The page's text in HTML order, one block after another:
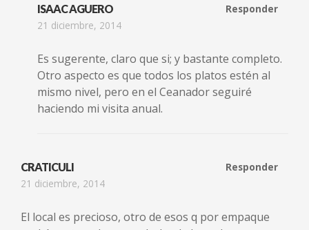
ISAAC AGUERO
21 diciembre, 2014
Responder
Es sugerente, claro que si; y bastante completo.
Otro aspecto es que todos los platos estén al
mismo nivel, pero en el Ceanador seguiré
haciendo mi visita anual.
CRATICULI
21 diciembre, 2014
Responder
El local es precioso, otro de esos q por empaque